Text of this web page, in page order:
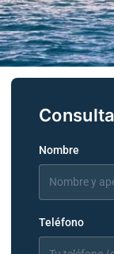
Nombre
Teléfono